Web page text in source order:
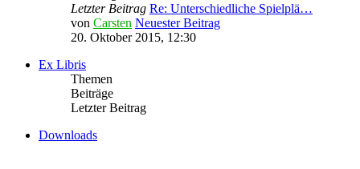
Letzter Beitrag Re: Unterschiedliche Spielplä…
von Carsten Neuester Beitrag
20. Oktober 2015, 12:30
Ex Libris
Themen
Beiträge
Letzter Beitrag
Downloads